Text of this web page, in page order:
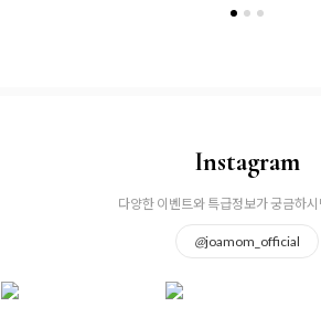
Instagram
다양한 이벤트와 특급정보가 궁금하
@joamom_official